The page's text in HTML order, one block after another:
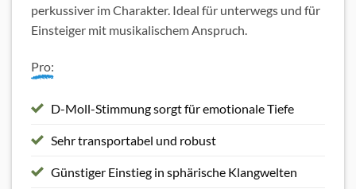
perkussiver im Charakter. Ideal für unterwegs und für
Einsteiger mit musikalischem Anspruch.
Pro:
D-Moll-Stimmung sorgt für emotionale Tiefe
Sehr transportabel und robust
Günstiger Einstieg in sphärische Klangwelten